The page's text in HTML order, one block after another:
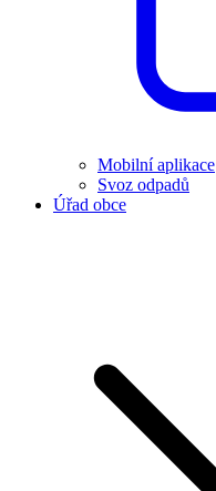
Mobilní aplikace
Svoz odpadů
Úřad obce